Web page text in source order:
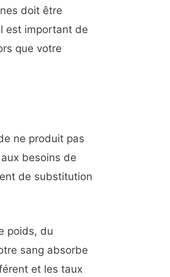
doit être
est important de
que votre
ne produit pas
besoins de
de substitution
poids, du
sang absorbe
et les taux